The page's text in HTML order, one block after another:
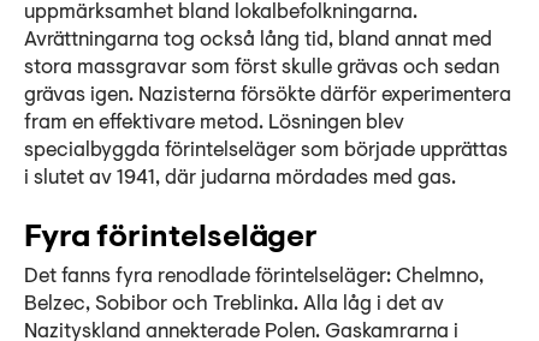
uppmärksamhet bland lokalbefolkningarna.
Avrättningarna tog också lång tid, bland annat med
stora massgravar som först skulle grävas och sedan
grävas igen. Nazisterna försökte därför experimentera
fram en effektivare metod. Lösningen blev
specialbyggda förintelseläger som började upprättas
i slutet av 1941, där judarna mördades med gas.
Fyra förintelseläger
Det fanns fyra renodlade förintelseläger: Chelmno,
Belzec, Sobibor och Treblinka. Alla låg i det av
Nazityskland annekterade Polen. Gaskamrarna i